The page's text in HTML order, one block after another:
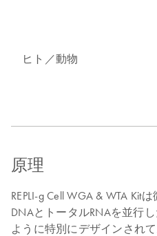
ヒト／動物
原理
REPLI-g Cell WGA & WTA Kit
DNAとトータルRNAを並行
ように特別にデザインされ